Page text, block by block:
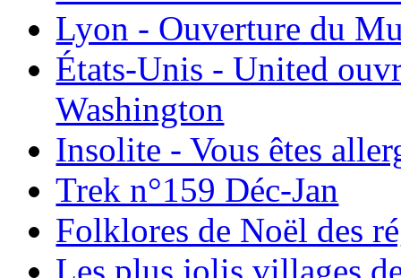
Lyon - Ouverture du
États-Unis - United
Washington
Insolite - Vous êtes
Trek n°159 Déc-Jan
Folklores de Noël des
Les plus jolis villages